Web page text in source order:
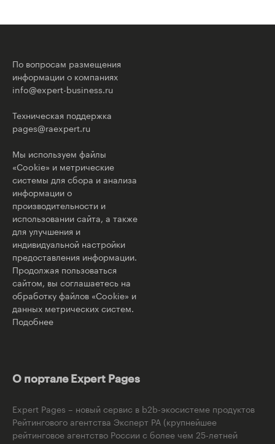
По вопросам размещения
информации о компаниях
info@expert-business.ru
Техническая поддержка
pages@raexpert.ru
Мы используем файлы
«Cookie» и метрические
системы для сбора и анализа
информации о
производительности и
использовании сайта, а также
для улучшения и
индивидуальной настройки
предоставления информации.
Продолжая пользоваться
сайтом, вы соглашаетесь на
обработку файлов «Cookie» и
данных метрических систем.
Подобнее
О портале Expert Pages
Expert Pages – новый сервис в b2b-экосистеме продуктов
Рейтингового агентства Эксперт РА (крупнейшее
рейтинговое агентство России с более чем 25-летней